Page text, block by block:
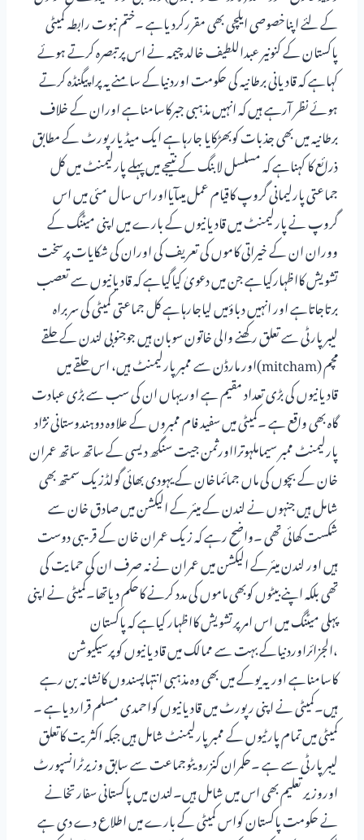
کے لئے اپناخصوصی ایلچی بھی مقررکردیاہے ۔ختم نبوت رابطہ کمیٹی
پاکستان کے کنونیر عبداللطیف خالد چیمہ نے اس پرتبصرہ کرتے ہوئے
کہاہے کہ قادیانی برطانیہ کی حکومت اوردنیاکے سامنے یہ پراپیگنڈہ کرتے
ہوئے نظر آرہے ہیں کہ انہیں مذہبی جبرکاسامناہے اوران کے خلاف
برطانیہ میں بھی جذبات کوبھڑکایا جارہاہے ایک میڈیارپورٹ کے مطابق
ذرائع کا کہناہے کہ مسلسل لابنگ کے نتیجے میں پہلے پارلیمنٹ میں کل
جماعتی پارلیمانی گروپ کاقیام عمل میںآیااوراس سال مئی میں اس
گروپ نے پارلیمنٹ میں قادیانیوں کے بارے میں اپنی میٹنگ کے
ووران ان کے خیراتی کاموں کی تعریف کی اوران کی شکایات پرسخت
تشویش کااظہارکیاہے جن میں دعویٰ کیاگیاہے کہ قادیانیوں سے تعصب
برتاجاتاہے اور انہیں دباؤمیں لیاجارہاہے کل جماعتی کمیٹی کی سربراہ
لیبرپارٹی سے تعلق رکھنے والی خاتون سوبان ہیں جوجنوبی لندن کے حلقے
مچم (mitcham)اور مارڈن سے ممبر پارلیمنٹ ہیں، اس حلقے میں
قادیانیوں کی بڑی تعداد مقیم ہے اور یہاں ان کی سب سے بڑی عبادت
گاہ بھی واقع ہے ۔کمیٹی میں سفید فام ممبروں کے علاوہ دوہندوستانی نژاد
پارلیمنٹ ممبر سیماملہوترااورثمن جیت سنگھ دیسی کے ساتھ ساتھ عمران
خان کے بچوں کی ماں جمائماخان کے یہودی بھائی گولڈزیک سمتھ بھی
شامل ہیں جنہوں نے لندن کے میئر کے الیکشن میں صادق خان سے
شکست کھائی تھی ۔واضح رہے کہ زیک عمران خان کے قریبی دوست
ہیں اور لندن میئرکے الیکشن میں عمران نے نہ صرف ان کی حمایت کی
تھی بلکہ اپنے بیٹوں کوبھی ماموں کی مدد کرنے کاحکم دیاتھا۔کمیٹی نے اپنی
پہلی میٹنگ میں اس امرپرتشویش کااظہار کیاہے کہ پاکستان
،الجزائراوردنیاکے بہت سے ممالک میں قادیانیوں کوپرسیکیوشن
کاسامناہے اوریہ یوکے میں بھی وہ مذہبی انتہاپسندوں کانشانہ بن رہے
ہیں۔کمیٹی نے اپنی رپورٹ میں قادیانیوں کواحمدی مسلم قراردیاہے ۔
کمیٹی میں تمام پارٹیوں کے ممبرپارلیمنٹ شامل ہیں جبکہ اکثریت کاتعلق
لیبرپارٹی سے ہے ۔حکمران کنزرویٹوجماعت سے سابق وزیرٹرانسپورٹ
اوروزیر تعلیم بھی اس میں شامل ہیں۔لندن میں پاکستانی سفارتخانے
نے حکومت پاکستان کواس کمیٹی کے بارے میں اطلاع دے دی ہے